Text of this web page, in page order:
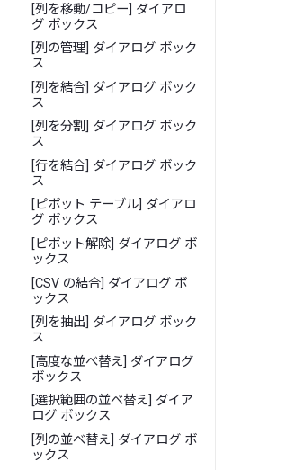
[列を移動/コピー] ダイアロ
グ ボックス
[列の管理] ダイアログ ボック
ス
[列を結合] ダイアログ ボック
ス
[列を分割] ダイアログ ボック
ス
[行を結合] ダイアログ ボック
ス
[ピボット テーブル] ダイアロ
グ ボックス
[ピボット解除] ダイアログ ボ
ックス
[CSV の結合] ダイアログ ボ
ックス
[列を抽出] ダイアログ ボック
ス
[高度な並べ替え] ダイアログ
ボックス
[選択範囲の並べ替え] ダイア
ログ ボックス
[列の並べ替え] ダイアログ ボ
ックス